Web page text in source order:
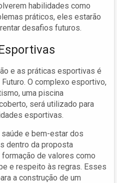
habilidades como
práticos, eles estarão
desafios futuros.
e as práticas esportivas é
O complexo esportivo,
uma piscina
será utilizado para
esportivas.
e bem-estar dos
dentro da proposta
de valores como
e respeito às regras. Esses
a construção de um